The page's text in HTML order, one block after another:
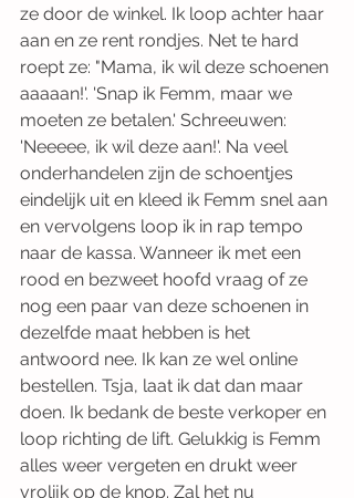
ze door de winkel. Ik loop achter haar
aan en ze rent rondjes. Net te hard
roept ze: "Mama, ik wil deze schoenen
aaaaan!'. 'Snap ik Femm, maar we
moeten ze betalen.' Schreeuwen:
'Neeeee, ik wil deze aan!'. Na veel
onderhandelen zijn de schoentjes
eindelijk uit en kleed ik Femm snel aan
en vervolgens loop ik in rap tempo
naar de kassa. Wanneer ik met een
rood en bezweet hoofd vraag of ze
nog een paar van deze schoenen in
dezelfde maat hebben is het
antwoord nee. Ik kan ze wel online
bestellen. Tsja, laat ik dat dan maar
doen. Ik bedank de beste verkoper en
loop richting de lift. Gelukkig is Femm
alles weer vergeten en drukt weer
vrolijk op de knop. Zal het nu